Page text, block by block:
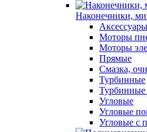
Наконечники,
Аксессуары
Моторы
Моторы
Прямые
Смазка,
Турбинные
Турбинные
Угловые
Угловые
Угловые с